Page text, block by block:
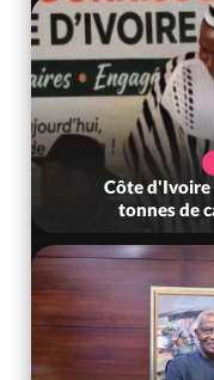
Côte d'Ivoire
tonnes de